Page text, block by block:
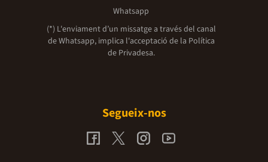
Whatsapp
(*) L'enviament d’un missatge a través del canal
de Whatsapp, implica l'acceptació de la Política
de Privadesa.
Segueix-nos